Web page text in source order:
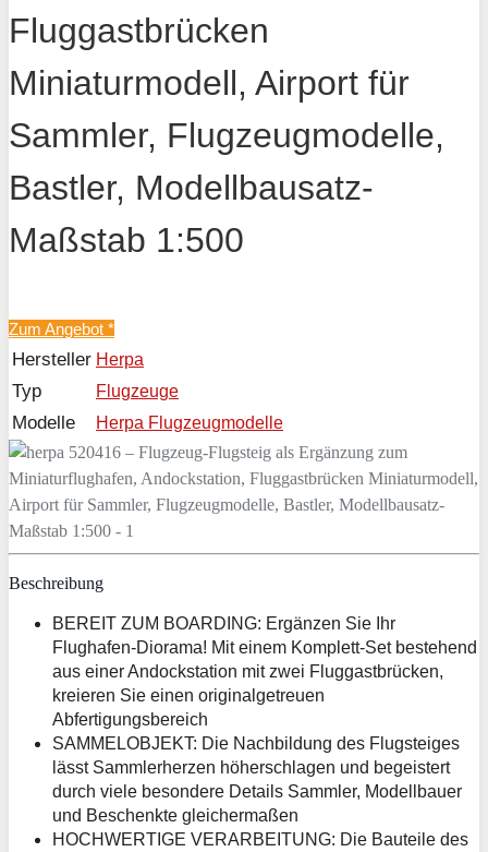
Fluggastbrücken
Miniaturmodell, Airport für
Sammler, Flugzeugmodelle,
Bastler, Modellbausatz-
Maßstab 1:500
Zum Angebot *
Hersteller Herpa
Typ Flugzeuge
Modelle Herpa Flugzeugmodelle
Beschreibung
BEREIT ZUM BOARDING: Ergänzen Sie Ihr
Flughafen-Diorama! Mit einem Komplett-Set bestehend
aus einer Andockstation mit zwei Fluggastbrücken,
kreieren Sie einen originalgetreuen
Abfertigungsbereich
SAMMELOBJEKT: Die Nachbildung des Flugsteiges
lässt Sammlerherzen höherschlagen und begeistert
durch viele besondere Details Sammler, Modellbauer
und Beschenkte gleichermaßen
HOCHWERTIGE VERARBEITUNG: Die Bauteile des